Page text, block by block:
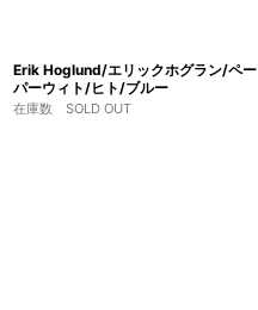
Erik Hoglund/エリックホグラン/ペー
パーウィト/ヒト/ブルー
在庫数 SOLD OUT